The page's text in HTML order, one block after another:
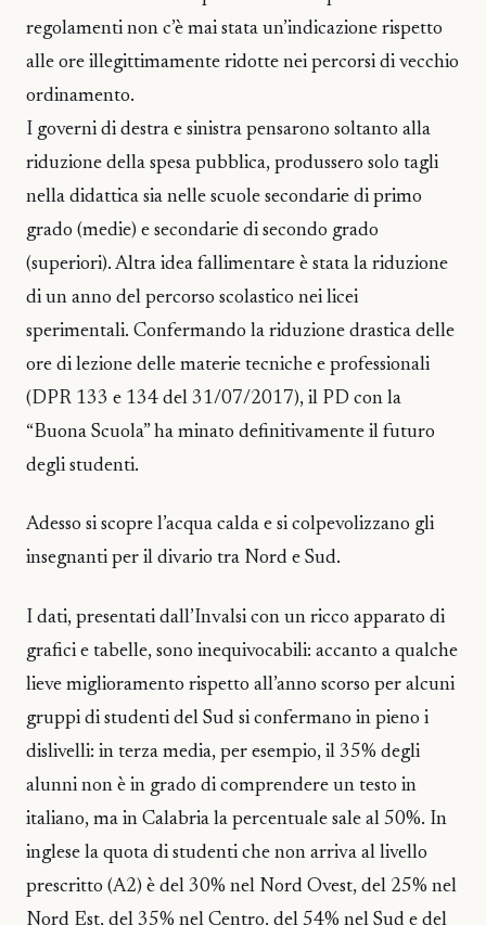
regolamenti non c’è mai stata un’indicazione rispetto
alle ore illegittimamente ridotte nei percorsi di vecchio
ordinamento.
I governi di destra e sinistra pensarono soltanto alla
riduzione della spesa pubblica, produssero solo tagli
nella didattica sia nelle scuole secondarie di primo
grado (medie) e secondarie di secondo grado
(superiori). Altra idea fallimentare è stata la riduzione
di un anno del percorso scolastico nei licei
sperimentali. Confermando la riduzione drastica delle
ore di lezione delle materie tecniche e professionali
(DPR 133 e 134 del 31/07/2017), il PD con la
“Buona Scuola” ha minato definitivamente il futuro
degli studenti.
Adesso si scopre l’acqua calda e si colpevolizzano gli
insegnanti per il divario tra Nord e Sud.
I dati, presentati dall’Invalsi con un ricco apparato di
grafici e tabelle, sono inequivocabili: accanto a qualche
lieve miglioramento rispetto all’anno scorso per alcuni
gruppi di studenti del Sud si confermano in pieno i
dislivelli: in terza media, per esempio, il 35% degli
alunni non è in grado di comprendere un testo in
italiano, ma in Calabria la percentuale sale al 50%. In
inglese la quota di studenti che non arriva al livello
prescritto (A2) è del 30% nel Nord Ovest, del 25% nel
Nord Est, del 35% nel Centro, del 54% nel Sud e del